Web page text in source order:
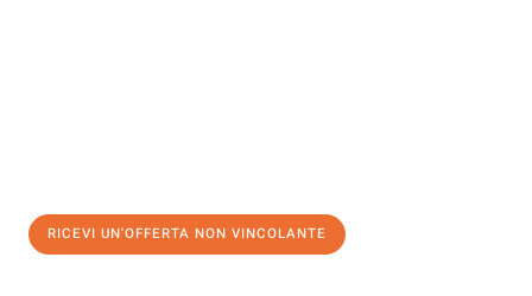
RICEVI UN'OFFERTA NON VINCOLANTE